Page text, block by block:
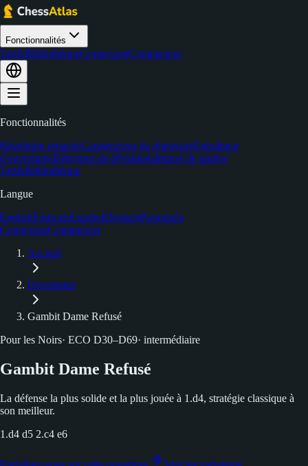
Fonctionnalités
TarifsBibliothèqueConnexionCommencer
Fonctionnalités
Répétition espacéeConstructeur de répertoireEntraîneur
d'ouverturesDétecteur de déviationsImport de parties
TarifsBibliothèque
Langue
EnglishFrançaisEspañolDeutschPortuguês
ConnexionCommencer
Accueil
Ouvertures
Gambit Dame Refusé
Pour les Noirs· ECO D30–D69· intermédiaire
Gambit Dame Refusé
La défense la plus solide et la plus jouée à 1.d4, stratégie classique à
son meilleur.
1.d4 d5 2.c4 e6